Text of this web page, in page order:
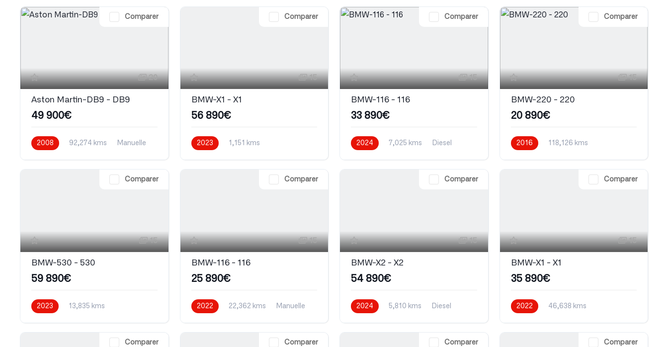
Comparer
20
Aston Martin-DB9 - DB9
49 900€
2008 92,274 kms
Manuelle
Comparer
15
BMW-X1 - X1
56 890€
2023
1,151 kms
Comparer
15
BMW-116 - 116
33 890€
2024 7,025 kms Diesel
Comparer
15
BMW-220 - 220
20 890€
2016
118,126 kms
Comparer
15
BMW-530 - 530
59 890€
2023
13,835 kms
Comparer
15
BMW-116 - 116
25 890€
2022 22,362 kms
Manuelle
Comparer
15
BMW-X2 - X2
54 890€
2024 5,810 kms Diesel
Comparer
15
BMW-X1 - X1
35 890€
2022
46,638 kms
Comparer Comparer Comparer Comparer